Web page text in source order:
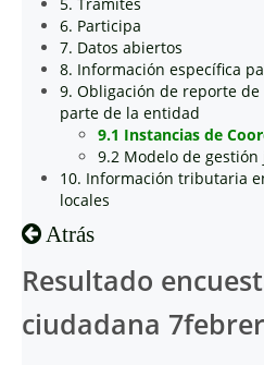
6. Participa
7. Datos abiertos
8. Información específica
9. Obligación de reporte
parte de la entidad
9.1 Instancias de
9.2 Modelo de
10. Información tributaria
locales
Atrás
Resultado
ciudadana